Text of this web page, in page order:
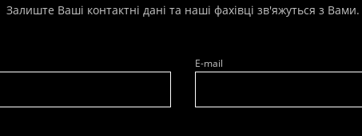
Залиште Ваші контактні дані та наші фахівці зв'яжуться з Вами.
E-mail